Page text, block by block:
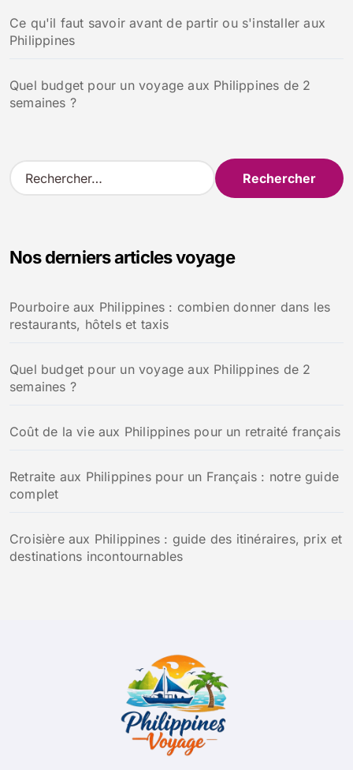
Ce qu'il faut savoir avant de partir ou s'installer aux
Philippines
Quel budget pour un voyage aux Philippines de 2
semaines ?
R
e
r
e
r
Nos derniers articles voyage
Pourboire aux Philippines : combien donner dans les
restaurants, hôtels et taxis
Quel budget pour un voyage aux Philippines de 2
semaines ?
Coût de la vie aux Philippines pour un retraité français
Retraite aux Philippines pour un Français : notre guide
complet
Croisière aux Philippines : guide des itinéraires, prix et
destinations incontournables